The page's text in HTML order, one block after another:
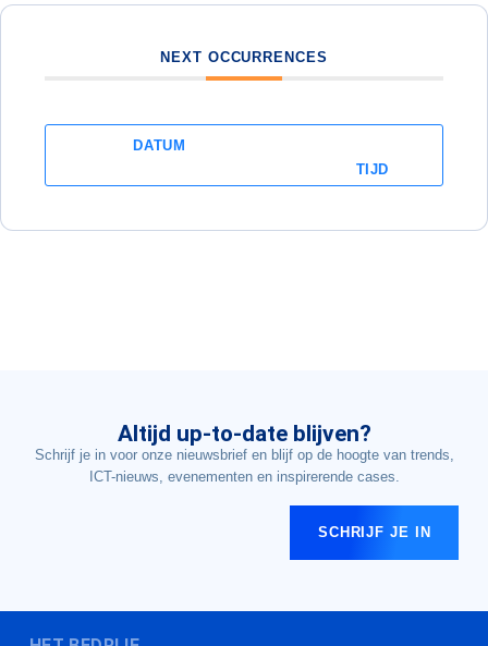
NEXT OCCURRENCES
Altijd up-to-date blijven?
Schrijf je in voor onze nieuwsbrief en blijf op de hoogte van trends,
ICT-nieuws, evenementen en inspirerende cases.
SCHRIJF JE IN